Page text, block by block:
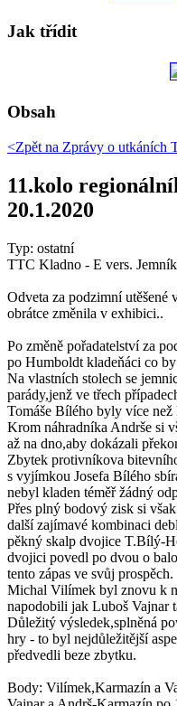
Jak třídit
Obsah
<Zpět na Zprávy o utkáních
11.kolo
20.1.2020
Typ: ostatní
TTC Kladno - E vers.
Odveta za podzimní utěšené
obrátce změnila v exhibici..
Po změně pořadatelství za
po Humboldt kladeňáci co
Na vlastních stolech se
parády,jenž ve třech
Tomáše Bílého byly více
Krom náhradníka Andrše si
až na dno,aby dokázali
Zbytek protivníkova
s vyjímkou Josefa Bílého
nebyl kladen téměř žádný
Přes plný bodový zisk si
další zajímavé kombinaci
pěkný skalp dvojice T.Bílý-
dvojici povedl po dvou o
tento zápas ve svůj prospěch.
Michal Vilímek byl znovu k
napodobili jak Luboš Vajnar
Důležitý výsledek,splněná
hry - to byl nejdůležitější
předvedli beze zbytku.
Body: Vilímek,Karmazín a